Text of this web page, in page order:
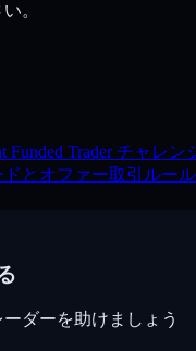
。
Funded Trader チャレン
とオファー取引ルール
ダーを助けましょう